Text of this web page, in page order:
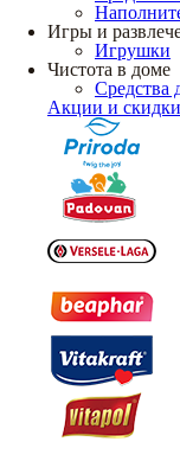
Игры и
Игрушки
Чистота в доме
Средства
Акции и скидки